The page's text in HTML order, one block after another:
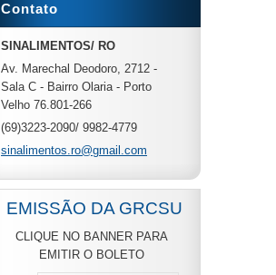
Contato
SINALIMENTOS/ RO
Av. Marechal Deodoro, 2712 -
Sala C - Bairro Olaria - Porto
Velho 76.801-266
(69)3223-2090/ 9982-4779
sinalimentos.ro@gmail.com
EMISSÃO DA GRCSU
CLIQUE NO BANNER PARA
EMITIR O BOLETO